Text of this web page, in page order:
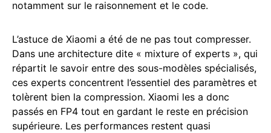
notamment sur le raisonnement et le code.
L’astuce de Xiaomi a été de ne pas tout compresser.
Dans une architecture dite « mixture of experts », qui
répartit le savoir entre des sous-modèles spécialisés,
ces experts concentrent l’essentiel des paramètres et
tolèrent bien la compression. Xiaomi les a donc
passés en FP4 tout en gardant le reste en précision
supérieure. Les performances restent quasi